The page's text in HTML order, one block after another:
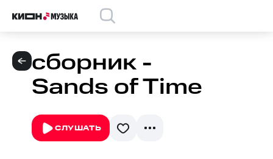
сборник -
Sands of Time
СЛУШАТЬ